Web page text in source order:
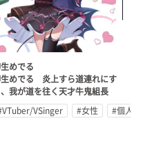
めでる
めでる 炎上すら道連れにす
我が道を往く天才牛鬼組長
VSinger
#女性 #個人勢